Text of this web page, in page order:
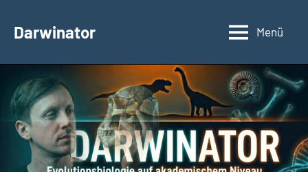
InhaltDarwinator
Evolutionsbiologie
Menü